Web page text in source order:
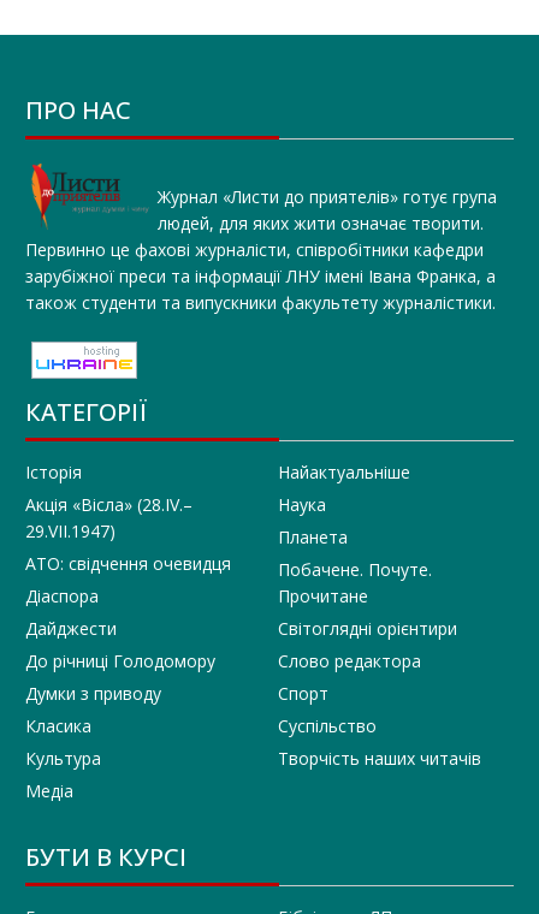
ПРО НАС
Журнал «Листи до приятелів» готує група
людей, для яких жити означає творити.
Первинно це фахові журналісти, співробітники кафедри
зарубіжної преси та інформації ЛНУ імені Івана Франка, а
також студенти та випускники факультету журналістики.
КАТЕГОРІЇ
Історія
Акція «Вісла» (28.IV.–
29.VII.1947)
АТО: свідчення очевидця
Діаспора
Дайджести
До річниці Голодомору
Думки з приводу
Класика
Культура
Медіа
Найактуальніше
Наука
Планета
Побачене. Почуте.
Прочитане
Світоглядні орієнтири
Слово редактора
Спорт
Суспільство
Творчість наших читачів
БУТИ В КУРСІ